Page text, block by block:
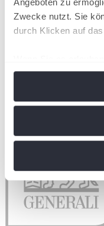
Angeboten zu
Zwecke nutzt. Sie
durch Klicken auf
Ihr Gerät
Erfahren Sie mehr
soziale Medien
analysieren.
an unsere Partner